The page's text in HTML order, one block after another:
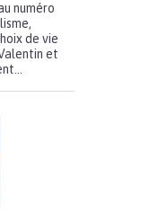
numéro
de vie
et